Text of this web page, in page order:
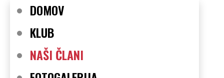
DOMOV
KLUB
NAŠI ČLANI